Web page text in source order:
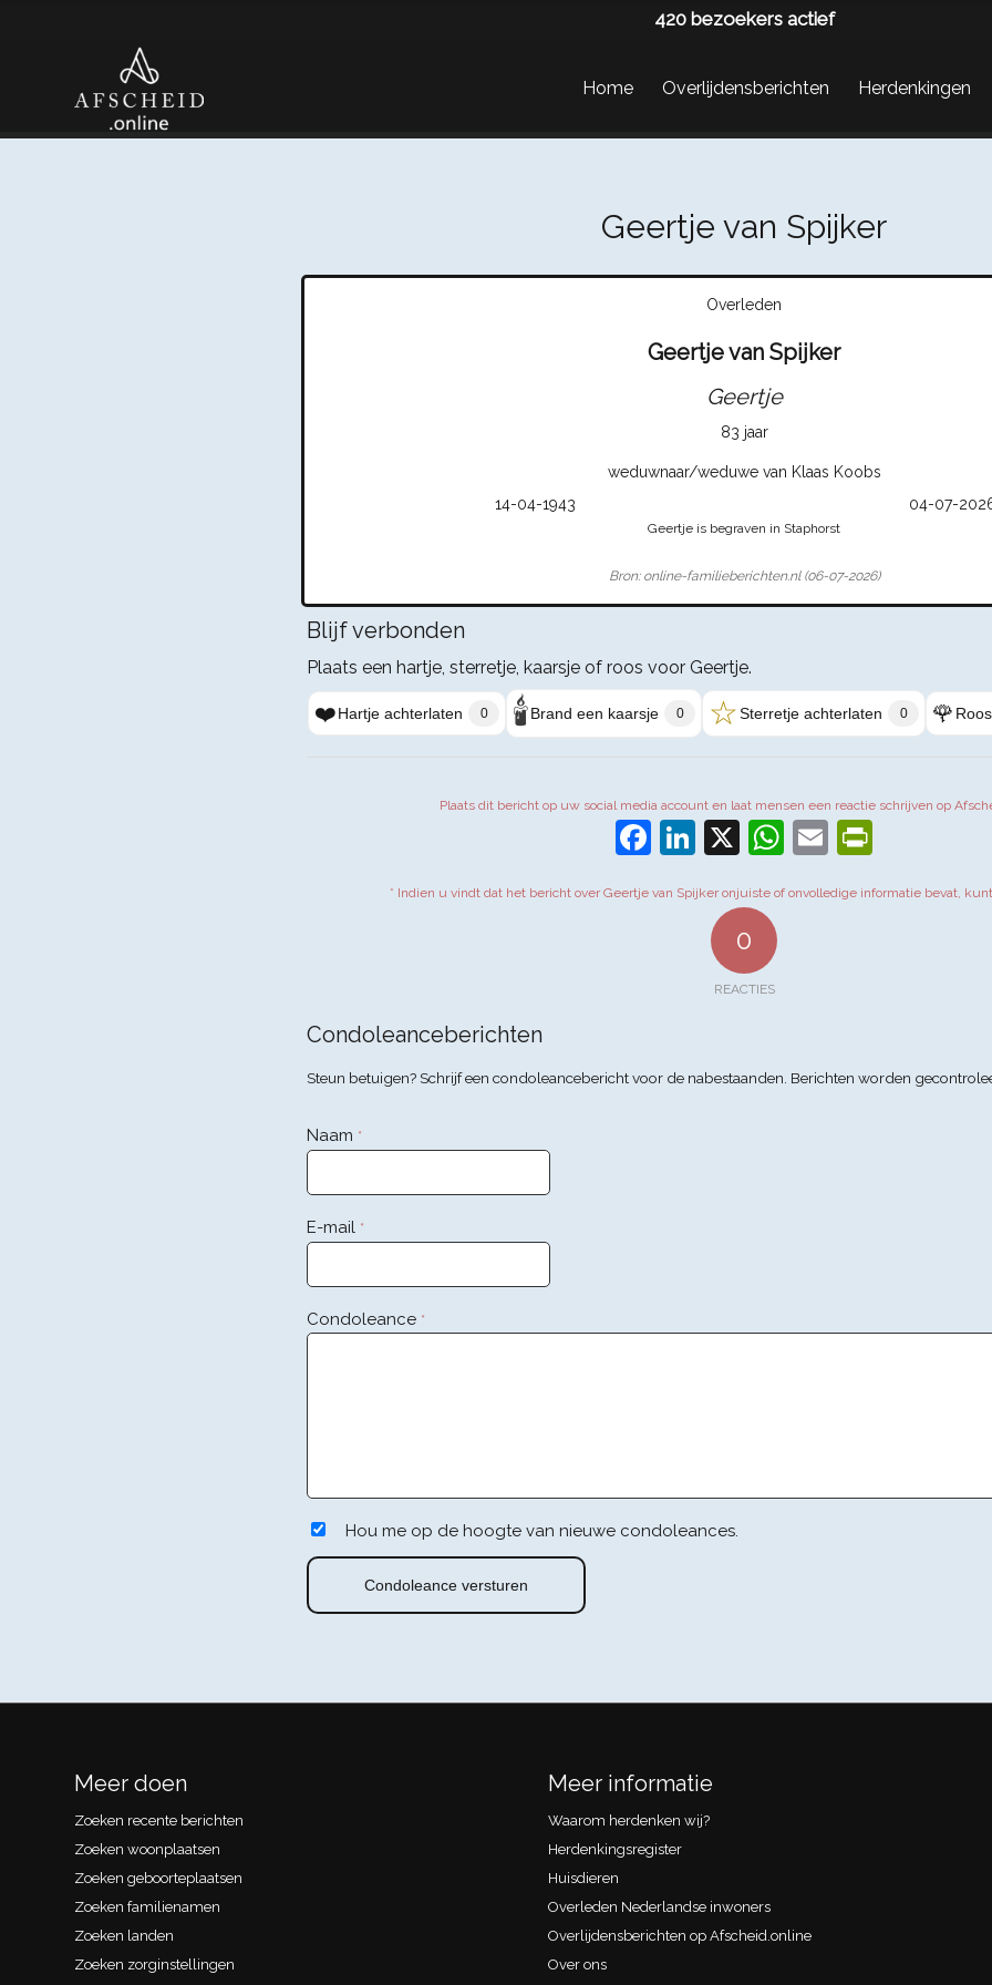
420 bezoekers actief
Home Overlijdensberichten Herdenkingen
Geertje van Spijker
Overleden
Geertje van Spijker
Geertje
83 jaar
weduwnaar/weduwe van Klaas Koobs
14-04-1943
04-07-
Geertje is begraven in Staphorst
Bron: online-familieberichten.nl (06-07-2026)
Blijf verbonden
Plaats een hartje, sterretje, kaarsje of roos voor Geertje.
❤️Hartje achterlaten 0 🕯️Brand een kaarsje 0 ☆Sterretje achterlaten 0 🌹
Plaats dit bericht op uw social media account en laat mensen een reactie schrijven op
Facebook
LinkedIn
X WhatsApp
Email
* Indien u vindt dat het bericht over Geertje van Spijker onjuiste of onvolledige informatie bevat,
0
REACTIES
Condoleanceberichten
Steun betuigen? Schrijf een condoleancebericht voor de nabestaanden. Berichten worden
Naam *
E-mail *
Condoleance *
Hou me op de hoogte van nieuwe condoleances.
Meer doen
Zoeken recente berichten
Zoeken woonplaatsen
Zoeken geboorteplaatsen
Zoeken familienamen
Zoeken landen
Zoeken zorginstellingen
Meer informatie
Waarom herdenken wij?
Herdenkingsregister
Huisdieren
Overleden Nederlandse inwoners
Overlijdensberichten op Afscheid.online
Over ons